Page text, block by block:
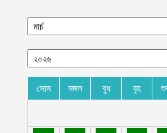
ইসরায়েল
আগস্ট ১০, ২০২৬
রংপুরের পীরগাছায় দিনমজুরের বাড়িতে হামলা
আওয়ামী লীগ নেতাদের ভূরিভোজ
করতে কাবুলে হাসপাতাল পরিদর্শন কার্যক্রম শুরু
সোম মঙ্গল বুধ বৃহ